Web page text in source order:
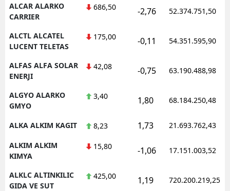
Uşak
Zonguldak
Kırıkkale
Batman
ALCAR ALARKO
CARRIER
686,50 -2,76 52.374.751,50
ALCTL ALCATEL
LUCENT TELETAS
175,00 -0,11 54.351.595,90
ALFAS ALFA SOLAR
ENERJI
42,08 -0,75 63.190.488,98
ALGYO ALARKO
GMYO
3,40 1,80 68.184.250,48
ALKA ALKIM KAGIT 8,23 1,73 21.693.762,43
ALKIM ALKIM
KIMYA
15,80 -1,06 17.151.003,52
ALKLC ALTINKILIC
GIDA VE SUT
425,00 1,19 720.200.219,25